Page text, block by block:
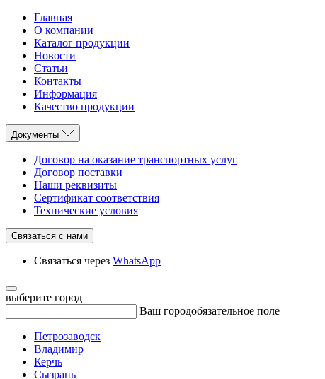
Главная
О компании
Каталог продукции
Новости
Статьи
Контакты
Информация
Качество продукции
Документы
Договор на оказание транспортных услуг
Договор поставки
Наши реквизиты
Сертификат соответствия
Технические условия
Связаться с нами
Связаться через WhatsApp
выберите город
Ваш городобязательное поле
Петрозаводск
Владимир
Керчь
Сызрань